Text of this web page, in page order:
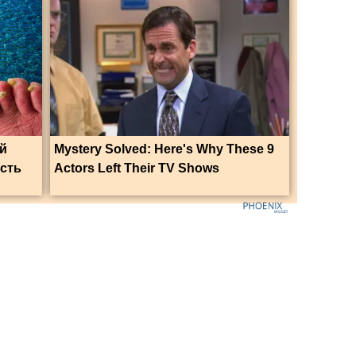
Mystery Solved: Here's Why These 9
Actors Left Their TV Shows